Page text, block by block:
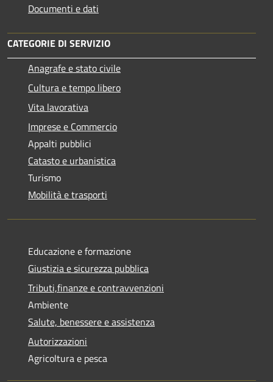
Documenti e dati
CATEGORIE DI SERVIZIO
Anagrafe e stato civile
Cultura e tempo libero
Vita lavorativa
Imprese e Commercio
Appalti pubblici
Catasto e urbanistica
Turismo
Mobilità e trasporti
Educazione e formazione
Giustizia e sicurezza pubblica
Tributi,finanze e contravvenzioni
Ambiente
Salute, benessere e assistenza
Autorizzazioni
Agricoltura e pesca